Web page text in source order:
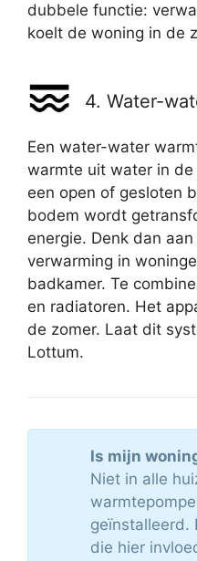
dubbele functie:
koelt de woning in de
4. Water-
Een water-water
warmte uit water in de
een open of gesloten
bodem wordt
energie. Denk dan
verwarming in
badkamer. Te
en radiatoren. Het
de zomer. Laat dit
Lottum.
Is mijn
Niet in alle
geïnstalleerd.
die hier